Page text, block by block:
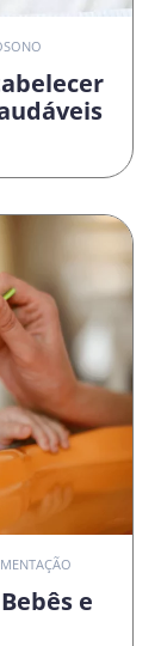
SONO
e